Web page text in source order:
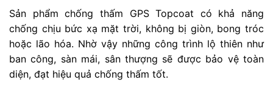
Sản phẩm chống thấm GPS Topcoat có khả năng
chống chịu bức xạ mặt trời, không bị giòn, bong tróc
hoặc lão hóa. Nhờ vậy những công trình lộ thiên như
ban công, sàn mái, sân thượng sẽ được bảo vệ toàn
diện, đạt hiệu quả chống thấm tốt.